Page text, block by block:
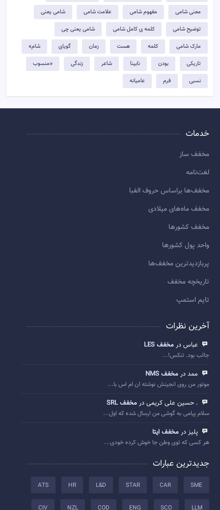
معنی شامی مفهوم شامی علامت شامی شامی یعنی
توضيح شامی کلمه ی کامل شامی شامی یعنی چی
مارک شامی کلمه هست زمان گویای شام»
تاریکی بودن نابینا شاعر زندگی «منسوب
نسبی فرم عامیانه
خدمات
مخفف ساز
لغت‌نامه
مخفف‌ها براساس حروف الفبا
مخفف ماه‌های میلادی
مخفف کشورها
واحد پول کشورها
پربازديدترين مخفف‌ها
تاريخچه مخفف
تایم استمپ
آخرین نظرات
عباس در مخفف LES
جالب بود. تنکس!...
ممد در مخفف NMS
موتور من روی انجینش نوشته ان ام اس با...
. حسین علی کریمی در مخفف SRL
سلام پیامی به گوشی من ارسال شده که اول...
پلیز در مخفف ایتا
هر کسی که توی وطن جا خوش کرده خودی...
جدیدترین عبارات
SME
CAR
STAR
L&D
HR
ATS